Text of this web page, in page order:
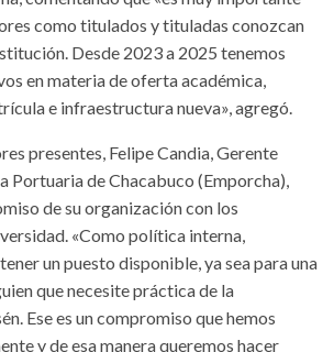
como titulados y tituladas conozcan
Desde 2023 a 2025 tenemos
en materia de oferta académica,
e infraestructura nueva», agregó.
presentes, Felipe Candia, Gerente
Portuaria de Chacabuco (Emporcha),
de su organización con los
«Como política interna,
un puesto disponible, ya sea para una
que necesite práctica de la
Ese es un compromiso que hemos
y de esa manera queremos hacer